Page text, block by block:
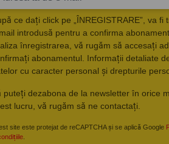
ce dați click pe „ÎNREGISTRARE”, va
introdusă pentru a confirma
înregistrarea, vă rugăm să accesați
abonamentul. Informații detaliate
cu caracter personal și drepturile
puteți dezabona de la newsletter în orice
lucru, vă rugăm să ne contactați.
site este protejat de reCAPTCHA și se aplică Google